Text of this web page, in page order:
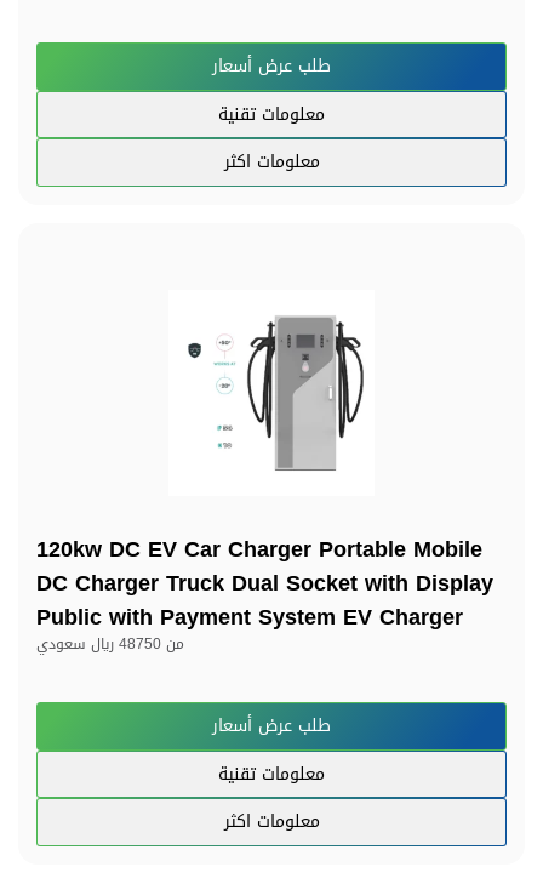
طلب عرض أسعار
معلومات تقنية
معلومات اكثر
120kw DC EV Car Charger Portable Mobile
DC Charger Truck Dual Socket with Display
Public with Payment System EV Charger
من48750 ريال سعودي
طلب عرض أسعار
معلومات تقنية
معلومات اكثر